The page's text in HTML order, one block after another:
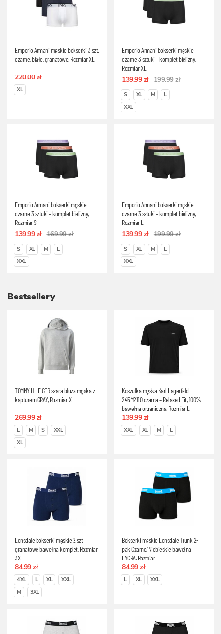
Emporio Armani męskie bokserki 3 szt.
czarne, białe, granatowe, Rozmiar XL
220.00 zł
XL
Emporio Armani bokserki męskie
czarne 3 sztuki – komplet bielizny,
Rozmiar XL
139.99 zł 199.99 zł
S XL M
L
XXL
Emporio Armani bokserki męskie
czarne 3 sztuki – komplet bielizny,
Rozmiar S
139.99 zł 169.99 zł
S XL M
L
XXL
Emporio Armani bokserki męskie
czarne 3 sztuki – komplet bielizny,
Rozmiar L
139.99 zł 199.99 zł
S XL M
L
XXL
Bestsellery
TOMMY HILFIGER szara bluza męska z
kapturem GRAY, Rozmiar XL
269.99 zł
L M S
XXL
XL
Koszulka męska Karl Lagerfeld
245M2110 czarna – Relaxed Fit, 100%
bawełna organiczna, Rozmiar L
139.99 zł
XXL XL M L
Lonsdale bokserki męskie 2 szt
granatowe bawełna komplet, Rozmiar
3XL
84.99 zł
4XL L XL
XXL
M
3XL
Bokserki męskie Lonsdale Trunk 2-
pak Czarne/Niebieskie bawełna
LYCRA, Rozmiar L
84.99 zł
L XL XXL